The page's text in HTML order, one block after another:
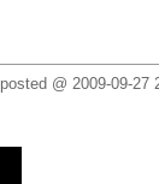
posted @ 2009-09-27